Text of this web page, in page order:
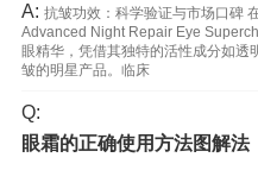
A: 抗皱功效：科学验证与市场口碑
Advanced Night Repair Eye
眼精华，凭借其独特的活性成分如
皱的明星产品。临床
Q:
眼霜的正确使用方法图解法